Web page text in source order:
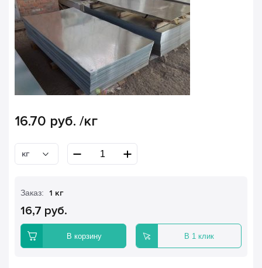
16.70 руб. /кг
кг
Заказ: 1 кг
16,7 руб.
В корзину В 1 клик